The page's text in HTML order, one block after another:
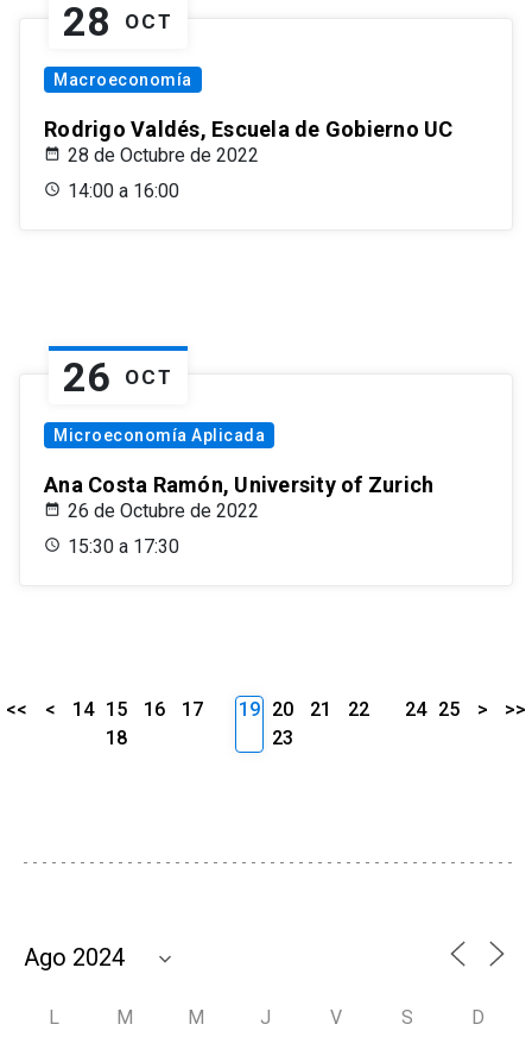
28 OCT
Macroeconomía
Rodrigo Valdés, Escuela de Gobierno UC
28 de Octubre de 2022
14:00 a 16:00
26 OCT
Microeconomía Aplicada
Ana Costa Ramón, University of Zurich
26 de Octubre de 2022
15:30 a 17:30
<< < 14 15 16
17
18
19 20 21
22
23
24 25 > >>
L M M J V S D